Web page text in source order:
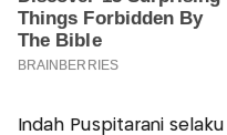
Indah Puspitarani